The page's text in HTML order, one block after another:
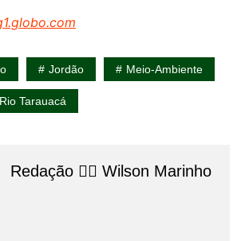
Jordão Meio-Ambiente
Rio Tarauacá
Redação 👨‍⚖️​ Wilson Marinho